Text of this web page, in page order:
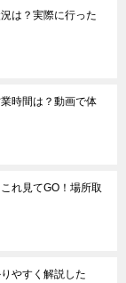
は？実際に行った
時間は？動画で体
れ見てGO！場所取
やすく解説した